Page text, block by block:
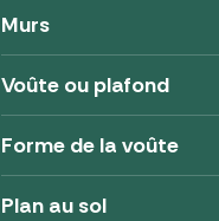
Murs
Voûte ou plafond
Forme de la voûte
Plan au sol